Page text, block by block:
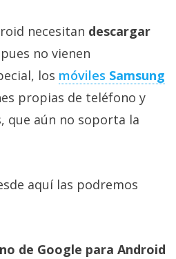
necesitan descargar
no vienen
los móviles Samsung
propias de teléfono y
que aún no soporta la
aquí las podremos
de Google para Android